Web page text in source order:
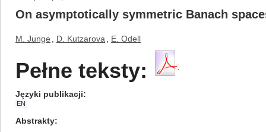
On asymptotically symmetric Banach
M. Junge D. Kutzarova E. Odell
Pełne teksty:
Języki publikacji
EN
Abstrakty